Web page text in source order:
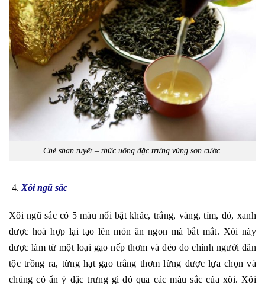
Chè shan tuyết – thức uống đặc trưng vùng sơn cước.
Xôi ngũ sắc
Xôi ngũ sắc có 5 màu nổi bật khác, trắng, vàng, tím, đỏ, xanh
được hoà hợp lại tạo lên món ăn ngon mà bắt mắt. Xôi này
được làm từ một loại gạo nếp thơm và dẻo do chính người dân
tộc trồng ra, từng hạt gạo trắng thơm lừng được lựa chọn và
chúng có ẩn ý đặc trưng gì đó qua các màu sắc của xôi. Xôi